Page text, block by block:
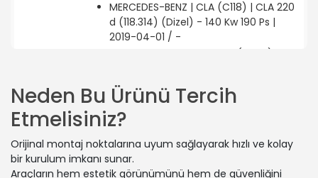
MERCEDES-BENZ | CLA (C118) | CLA 220
d (118.314) (Dizel) - 140 Kw 190 Ps |
2019-04-01 / -
MERCEDES-BENZ | A-SERISI (W177) | A
Ps | 2018-07-01 / -
MERCEDES-BENZ | CLA Shooting Brake
(X118) | AMG CLA 35 4-matic (118.651)
(Benzin) - 225 Kw 306 Ps | 2019-06-01
/ -
MERCEDES-BENZ | CLA (C118) | AMG
Neden Bu Ürünü Tercih
Etmelisiniz?
Orijinal montaj noktalarına uyum sağlayarak hızlı ve kolay
bir kurulum imkanı sunar.
Araçların hem estetik görünümünü hem de güvenliğini